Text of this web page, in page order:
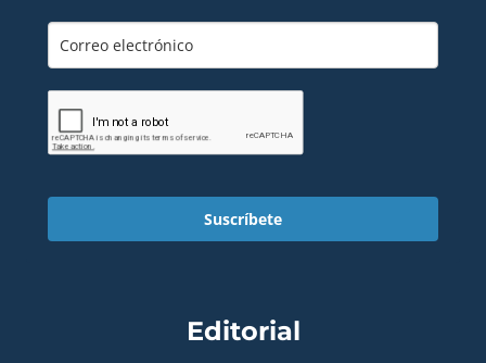
Suscríbete
Editorial